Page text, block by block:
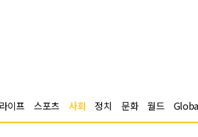
라이프 스포츠 사회 정치 문화 월드